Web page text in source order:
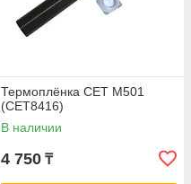
Термоплёнка CET M501
(CET8416)
В наличии
4 750 ₸